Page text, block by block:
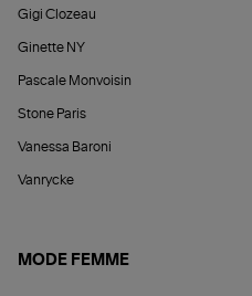
Gigi Clozeau
Ginette NY
Pascale Monvoisin
Stone Paris
Vanessa Baroni
Vanrycke
MODE FEMME